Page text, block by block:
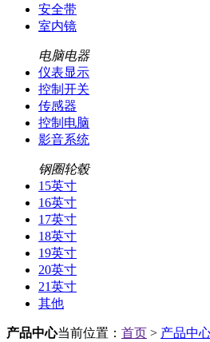
安全带
室内镜
电脑电器
仪表显示
控制开关
传感器
控制电脑
影音系统
钢圈轮毂
15英寸
16英寸
17英寸
18英寸
19英寸
20英寸
21英寸
其他
产品中心当前位置： 首页 > 产品中